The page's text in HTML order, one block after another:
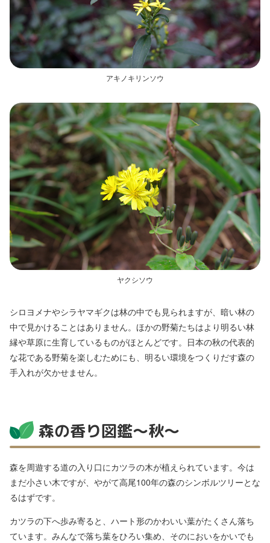
アキノキリンソウ
ヤクシソウ
シロヨメナやシラヤマギクは林の中でも見られますが、暗い林の
中で見かけることはありません。ほかの野菊たちはより明るい林
縁や草原に生育しているものがほとんどです。日本の秋の代表的
な花である野菊を楽しむためにも、明るい環境をつくりだす森の
手入れが欠かせません。
森の香り図鑑～秋～
森を周遊する道の入り口にカツラの木が植えられています。今は
まだ小さい木ですが、やがて高尾100年の森のシンボルツリーとな
るはずです。
カツラの下へ歩み寄ると、ハート形のかわいい葉がたくさん落ち
ています。みんなで落ち葉をひろい集め、そのにおいをかいでも